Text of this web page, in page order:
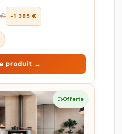
€ −1 385 €
produit →
Offerte